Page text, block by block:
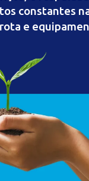
constantes
e